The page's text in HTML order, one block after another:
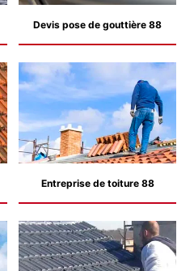
Devis pose de gouttière 88
Entreprise de toiture 88